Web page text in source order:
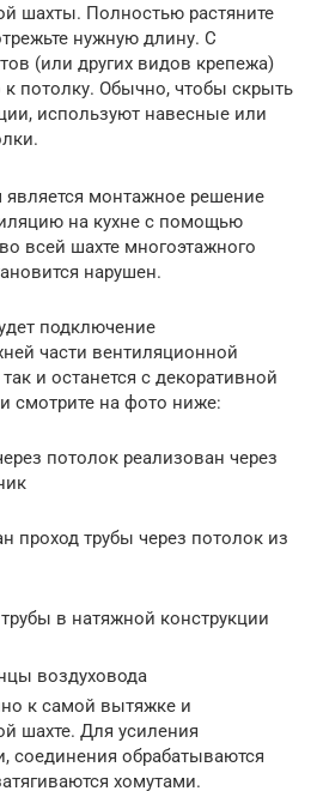
шахты. Полностью растяните
нужную длину. С
(или других видов крепежа)
к потолку. Обычно, чтобы скрыть
используют навесные или
монтажное решение
на кухне с помощью
всей шахте многоэтажного
нарушен.
подключение
части вентиляционной
и останется с декоративной
смотрите на фото ниже:
потолок реализован через
проход трубы через потолок из
в натяжной конструкции
воздуховода
к самой вытяжке и
шахте. Для усиления
соединения обрабатываются
хомутами.